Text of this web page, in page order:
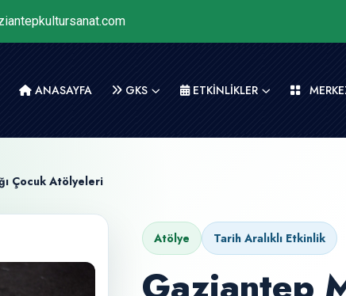
ANASAYFA GKS ETKİNLİKLER
Çocuk Atölyeleri
Atölye Tarih Aralıklı Etkinlik